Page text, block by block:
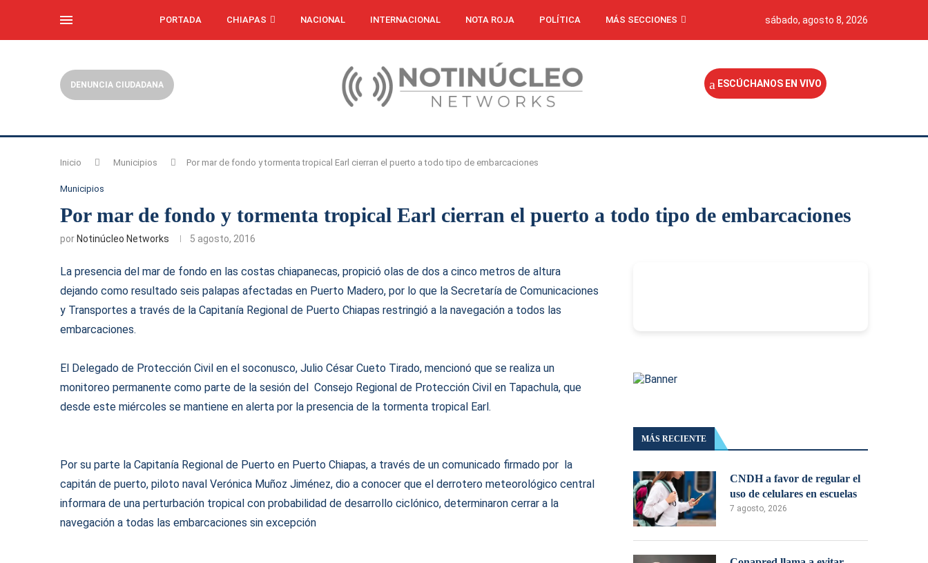
PORTADA CHIAPAS NACIONAL INTERNACIONAL NOTA ROJA POLÍTICA MÁS SECCIONES sábado, agosto 8, 2026
DENUNCIA CIUDADANA ESCÚCHANOS EN VIVO
Inicio Municipios Por mar de fondo y tormenta tropical Earl cierran el puerto a todo tipo de embarcaciones
Municipios
Por mar de fondo y tormenta tropical Earl cierran el puerto a todo tipo de embarcaciones
por Notinúcleo Networks 5 agosto, 2016
La presencia del mar de fondo en las costas chiapanecas, propició olas de dos a cinco metros de altura
dejando como resultado seis palapas afectadas en Puerto Madero, por lo que la Secretaría de Comunicaciones
y Transportes a través de la Capitanía Regional de Puerto Chiapas restringió a la navegación a todos las
embarcaciones.
El Delegado de Protección Civil en el soconusco, Julio César Cueto Tirado, mencionó que se realiza un
monitoreo permanente como parte de la sesión del Consejo Regional de Protección Civil en Tapachula, que
desde este miércoles se mantiene en alerta por la presencia de la tormenta tropical Earl.
Por su parte la Capitanía Regional de Puerto en Puerto Chiapas, a través de un comunicado firmado por la
capitán de puerto, piloto naval Verónica Muñoz Jiménez, dio a conocer que el derrotero meteorológico central
informara de una perturbación tropical con probabilidad de desarrollo ciclónico, determinaron cerrar a la
navegación a todas las embarcaciones sin excepción
MÁS RECIENTE
CNDH a favor de regular el
uso de celulares en escuelas
7 agosto, 2026